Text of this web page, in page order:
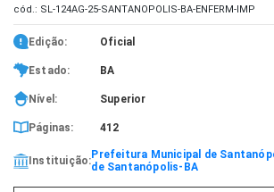
cód.: SL-124AG-25-SANTANOPOLIS-BA-ENFERM-IMP
Edição: Oficial
Estado: BA
Nível: Superior
Páginas: 412
Instituição:Prefeitura Municipal de
de Santanópolis-BA